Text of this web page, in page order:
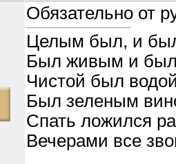
Обязательно от
Целым был, и
Был живым и
Чистой был
Был зеленым
Спать ложился
Вечерами все